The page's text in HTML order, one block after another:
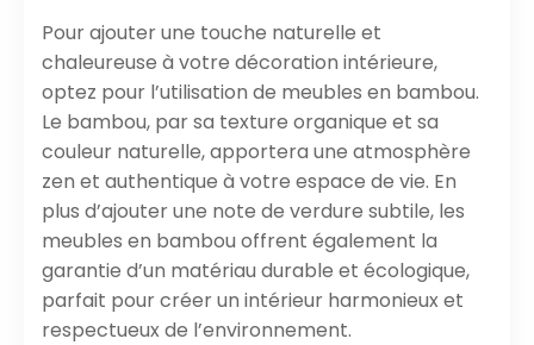
Pour ajouter une touche naturelle et
chaleureuse à votre décoration intérieure,
optez pour l’utilisation de meubles en bambou.
Le bambou, par sa texture organique et sa
couleur naturelle, apportera une atmosphère
zen et authentique à votre espace de vie. En
plus d’ajouter une note de verdure subtile, les
meubles en bambou offrent également la
garantie d’un matériau durable et écologique,
parfait pour créer un intérieur harmonieux et
respectueux de l’environnement.